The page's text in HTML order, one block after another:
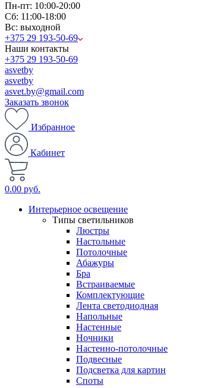
Пн-пт: 10:00-20:00
Сб: 11:00-18:00
Вс: выходной
+375 29 193-50-69
Наши контакты
+375 29 193-50-69
asvetby
asvetby
asvet.by@gmail.com
Заказать звонок
Избранное
Кабинет
0.00 руб.
Интерьерное освещение
Типы светильников
Люстры
Настольные
Потолочные
Абажуры
Бра
Встраиваемые
Комплектующие
Лента светодиодная
Напольные
Настенные
Ночники
Настенно-потолочные
Подвесные
Подсветка для картин
Споты